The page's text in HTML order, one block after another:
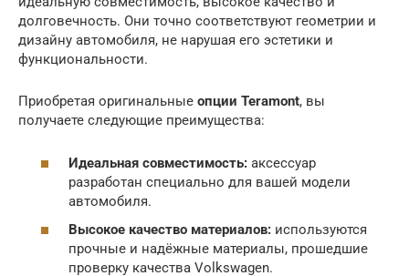
долговечность. Они точно соответствуют геометрии и
дизайну автомобиля, не нарушая его эстетики и
функциональности.
Приобретая оригинальные опции Teramont, вы
получаете следующие преимущества:
Идеальная совместимость: аксессуар
разработан специально для вашей модели
автомобиля.
Высокое качество материалов: используются
прочные и надёжные материалы, прошедшие
проверку качества Volkswagen.